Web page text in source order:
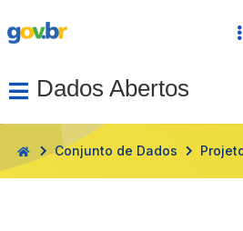
Dados Abertos
HOME Conjunto de Dados